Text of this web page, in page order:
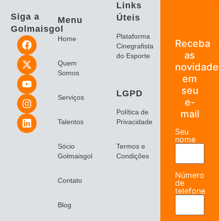
Siga a
Golmaisgol
Menu
Home
Quem
Somos
Serviços
Talentos
Sócio
Golmaisgol
Contato
Blog
Links
Úteis
Plataforma
Cinegrafista
do Esporte
LGPD
Política de
Privacidade
Termos e
Condições
Receba
as
em
seu
e-
mail
Seu
nome
Número
de
telefone